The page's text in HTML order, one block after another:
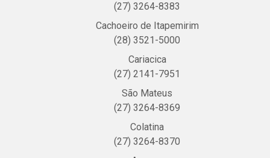
(27) 3264-8383
Cachoeiro de Itapemirim
(28) 3521-5000
Cariacica
(27) 2141-7951
São Mateus
(27) 3264-8369
Colatina
(27) 3264-8370